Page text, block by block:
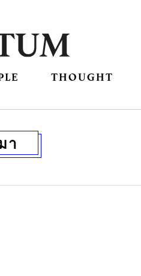
THOUGHT
า